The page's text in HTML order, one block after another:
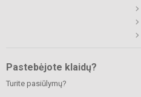
Pastebėjote klaidų?
Turite pasiūlymų?